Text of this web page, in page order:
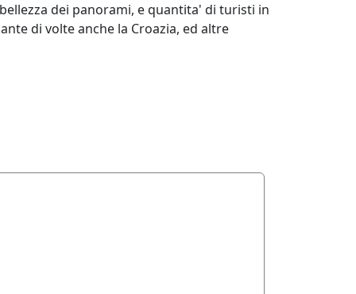
dei panorami, e quantita' di turisti in
di volte anche la Croazia, ed altre